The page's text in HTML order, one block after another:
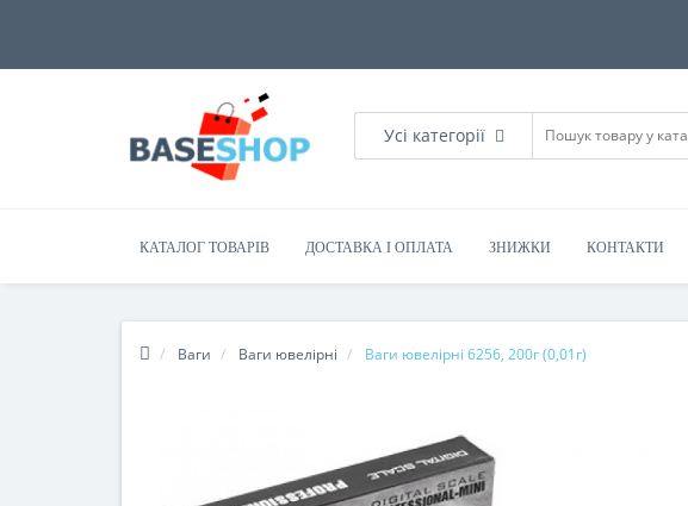
Усі категорії
КАТАЛОГ ТОВАРІВ ДОСТАВКА І ОПЛАТА ЗНИЖКИ КОНТАКТИ
Ваги Ваги ювелірні Ваги ювелірні 6256, 200г (0,01г)